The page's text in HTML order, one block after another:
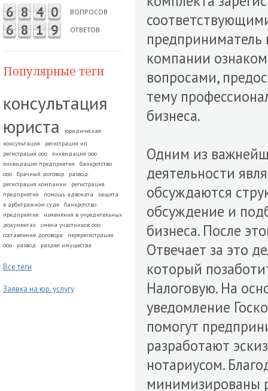
6 8 4 0 ВОПРОСОВ
6 8 1 9 ОТВЕТОВ
Популярные теги
консультация
юриста
юридическая
консультация
регистрация ип
регистрация ооо
ликвидация ооо
ликвидация предприятия
банкротство
ооо
брачный договор
развод.
регистрация компании
регистрация
предприятия
помощь адвоката
защита
в арбитражном суде
банкротство
предприятия
изменения в учредительных
документах
смена участников ооо
составление договора
перерегистрация
ооо
развод раздел имущества
Все теги
Заявка на юр. услугу
компании
вопросами,
тему
бизнеса.
Одним из
деятельности
обсуждаются
обсуждение и
бизнеса. После
Отвечает за это
который
Налоговую. На
уведомление
помогут
разработают
нотариусом.
минимизированы